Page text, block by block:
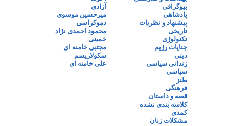
بیوگرافی
پادشاهی
پیشنهاد و نظریات
تاریخی
تکنولوژی
جنایات رژیم
دینی
زندانی سیاسی
سیاسی
طنز
فرهنگی
قصه و داستان
کلاسه بندی نشده
کمدی
مشکلات زنان
آزادی
میرحسین موسوی
دموکراسی
محمود احمدی نژاد
خمینی
مجتبی خامنه ای
سکولاریسم
علی خامنه ای